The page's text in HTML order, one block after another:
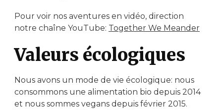
Pour voir nos aventures en vidéo, direction
notre chaîne YouTube: Together We Meander
Valeurs écologiques
Nous avons un mode de vie écologique: nous
consommons une alimentation bio depuis 2014
et nous sommes vegans depuis février 2015.